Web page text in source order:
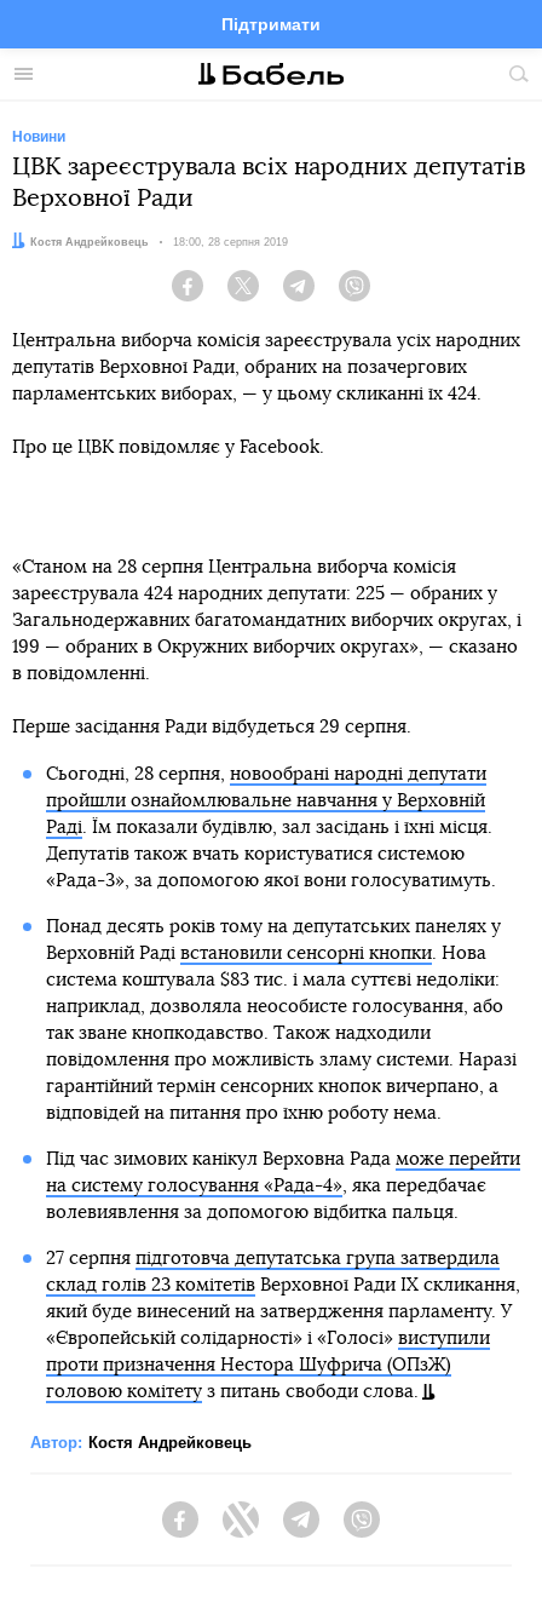
Меню
Підтримати
FacebookTelegramTwitter
Новини
ЦВК зареєструвала всіх народних депутатів
Верховної Ради
Автор:Костя Андрейковець Дата:
18:00, 28 серпня 2019
Facebook Twitter Telegram
Центральна виборча комісія зареєструвала усіх народних
депутатів Верховної Ради, обраних на позачергових
парламентських виборах, — у цьому скликанні їх 424.
Про це ЦВК повідомляє у Facebook.
«Станом на 28 серпня Центральна виборча комісія
зареєструвала 424 народних депутати: 225 — обраних у
Загальнодержавних багатомандатних виборчих округах, і
199 — обраних в Окружних виборчих округах», — сказано
в повідомленні.
Перше засідання Ради відбудеться 29 серпня.
Сьогодні, 28 серпня, новообрані народні депутати
пройшли ознайомлювальне навчання у Верховній
Раді. Їм показали будівлю, зал засідань і їхні місця.
Депутатів також вчать користуватися системою
«Рада-3», за допомогою якої вони голосуватимуть.
Понад десять років тому на депутатських панелях у
Верховній Раді встановили сенсорні кнопки. Нова
система коштувала $83 тис. і мала суттєві недоліки:
наприклад, дозволяла неособисте голосування, або
так зване кнопкодавство. Також надходили
повідомлення про можливість зламу системи. Наразі
гарантійний термін сенсорних кнопок вичерпано, а
відповідей на питання про їхню роботу нема.
Під час зимових канікул Верховна Рада може перейти
на систему голосування «Рада-4», яка передбачає
волевиявлення за допомогою відбитка пальця.
27 серпня підготовча депутатська група затвердила
склад голів 23 комітетівВерховної Ради IX скликання,
який буде винесений на затвердження парламенту. У
«Європейській солідарності» і «Голосі» виступили
проти призначення Нестора Шуфрича (ОПзЖ)
головою комітетуз питань свободи слова.
Автор: Костя Андрейковець
FacebookTwitter Telegram